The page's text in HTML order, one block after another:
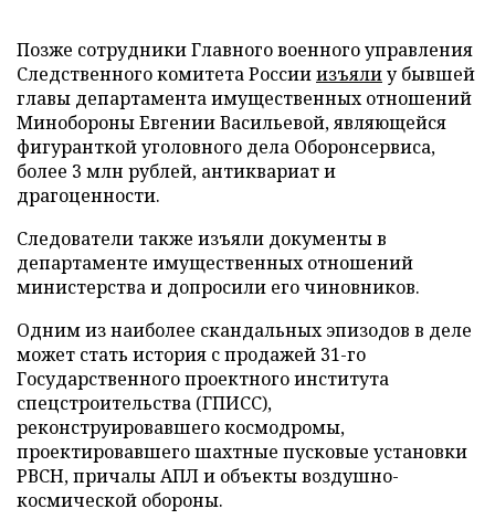
Позже сотрудники Главного военного управления
Следственного комитета Россииизъялиу бывшей
главы департамента имущественных отношений
Минобороны Евгении Васильевой, являющейся
фигуранткой уголовного дела Оборонсервиса,
более 3 млн рублей, антиквариат и
драгоценности.
Следователи также изъяли документы в
департаменте имущественных отношений
министерства и допросили его чиновников.
Одним из наиболее скандальных эпизодов в деле
может стать история с продажей 31-го
Государственного проектного института
спецстроительства (ГПИСС),
реконструировавшего космодромы,
проектировавшего шахтные пусковые установки
РВСН, причалы АПЛ и объекты воздушно-
космической обороны.